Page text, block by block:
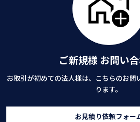
ご新規様 お問い
お取引が初めての法人様は、こちらのお問
ります。
お見積り依頼フォー